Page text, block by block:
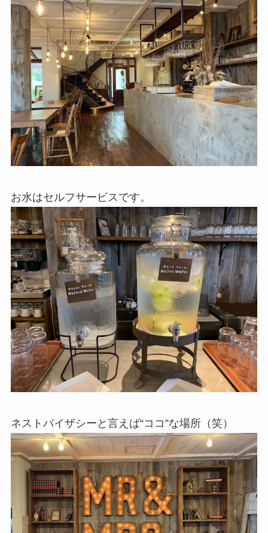
お水はセルフサービスです。
ネストバイザシーと言えば“ココ”な場所（笑）